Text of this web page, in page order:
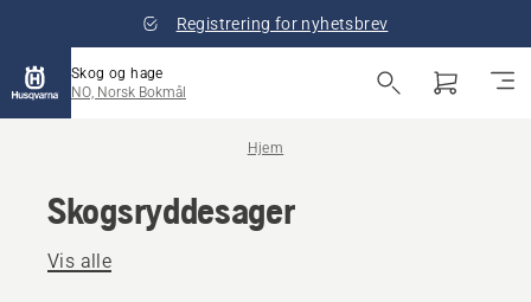
Registrering for nyhetsbrev
Skog og hage
NO, Norsk Bokmål
Hjem
Skogsryddesager
Vis alle